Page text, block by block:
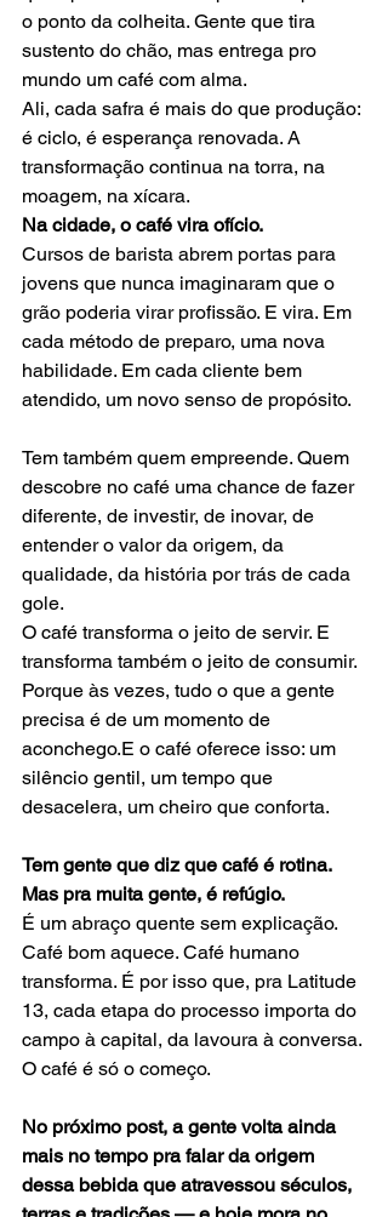
o ponto da colheita. Gente que tira
sustento do chão, mas entrega pro
mundo um café com alma.
Ali, cada safra é mais do que produção:
é ciclo, é esperança renovada. A
transformação continua na torra, na
moagem, na xícara.
Na cidade, o café vira ofício.
Cursos de barista abrem portas para
jovens que nunca imaginaram que o
grão poderia virar profissão. E vira. Em
cada método de preparo, uma nova
habilidade. Em cada cliente bem
atendido, um novo senso de propósito.
Tem também quem empreende. Quem
descobre no café uma chance de fazer
diferente, de investir, de inovar, de
entender o valor da origem, da
qualidade, da história por trás de cada
gole.
O café transforma o jeito de servir. E
transforma também o jeito de consumir.
Porque às vezes, tudo o que a gente
precisa é de um momento de
aconchego.E o café oferece isso: um
silêncio gentil, um tempo que
desacelera, um cheiro que conforta.
Tem gente que diz que café é rotina.
Mas pra muita gente, é refúgio.
É um abraço quente sem explicação.
Café bom aquece. Café humano
transforma. É por isso que, pra Latitude
13, cada etapa do processo importa do
campo à capital, da lavoura à conversa.
O café é só o começo.
No próximo post, a gente volta ainda
mais no tempo pra falar da origem
dessa bebida que atravessou séculos,